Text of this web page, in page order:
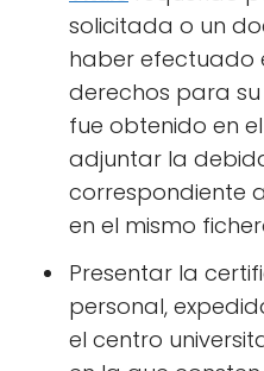
solicitada o un
haber efectuado
derechos para su
fue obtenido en
adjuntar la
correspondiente
en el mismo
Presentar la
personal,
el centro